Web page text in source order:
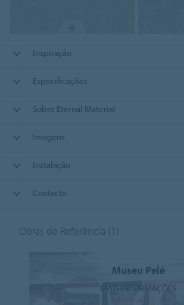
Inspiração
Especificações
Sobre Eternal Material
Imagens
Instalação
Contacto
Obras de Referência (1)
Museu Pelé
MAIS INFORMAÇÕES